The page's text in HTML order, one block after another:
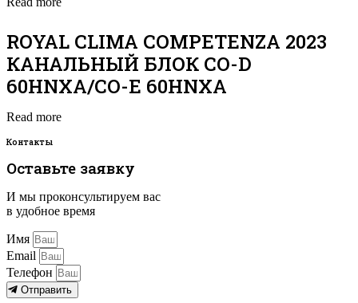
ROYAL CLIMA COMPETENZA 2023
КАНАЛЬНЫЙ БЛОК CO-D
60HNXA/CO-E 60HNXA
Read more
Контакты
Оставьте заявку
И мы проконсультируем вас
в удобное время
Имя
Email
Телефон
Отправить